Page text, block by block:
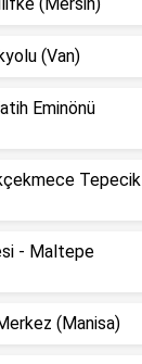
(Van)
Eminönü
Tepecik
- Maltepe
(Manisa)